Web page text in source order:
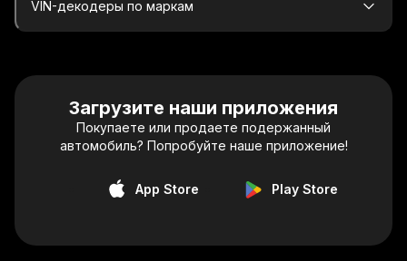
VIN-декодеры по маркам
Загрузите наши приложения
Покупаете или продаете подержанный
автомобиль? Попробуйте наше приложение!
App Store Play Store